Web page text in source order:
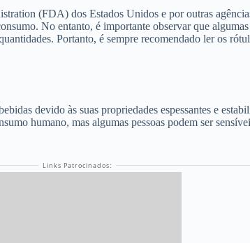
(FDA) dos Estados Unidos e por outras
No entanto, é importante observar que
Portanto, é sempre recomendado ler os
devido às suas propriedades espessantes e
humano, mas algumas pessoas podem ser